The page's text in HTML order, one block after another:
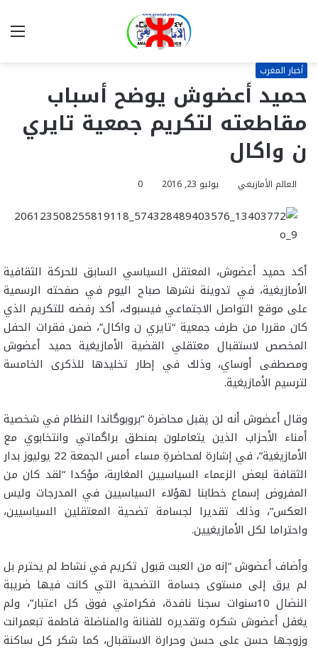
أخبار المغرب
حميد أعضوش يوضح أسباب
مقاطعته لتكريم جمعية تايري
ن واكال
العالم الأمازيغي يوليو 23, 2016 0
أكد حميد أعضوش، المعتقل السياسي السابق للحركة الثقافية
الأمازيغية، في تدوينة نشرها صباح اليوم في صفحته الرسمية
على موقع التواصل الاجتماعي فيسبوك، أكد رفضه للتكريم الذي
كان مقررا من طرف جمعية “تايري ن واكال”، ضمن فقرات الحفل
المخصص لاستقبال معتقلي القضية الأمازيغية حميد أعضوش
ومصطفى أوساي، وذلك في إطار تخليدها للذكرى الخامسة
لترسيم الأمازيغية.
وقال أعضوش أنه لن يقبل محاضرة “بروبوگاندا النظام في شخصية
أمناء الأحزاب الذين يتعاملون بمنطق براگماتي وانتخابوي مع
الأمازيغية”، في إشارة لمحاضرةِ مساء أمس الجمعة 22 يوليوز بدار
الثقافة لبعض الزعماء السياسيين المغاربة، مؤكدا “لقد كان من
المفروض إسماع خطابنا لهؤلاء السياسيين في المدرجات وليس
العكس”، وذلك تقديرا لجسامة تضحية المعتقلين السياسيين،
واحتراما لكل الأمازيغيين.
وأضاف أعضوش “إنه من العبث قبول تكريم في نشاط لم يحترم بل
لم يرق إلى مستوى جسامة التضحية التي كانت فيها ضريبة
النضال 10سنوات سجنا نافدة، فكرامتي فوق كل اعتبار”، ولم
يغفل أعضوش شكره وتقديره للفنانة والمناضلة فاطمة تبعمرانت
وزوجها حسن على حسن وحرارة الاستقبال، كما شكر كل ساكنة